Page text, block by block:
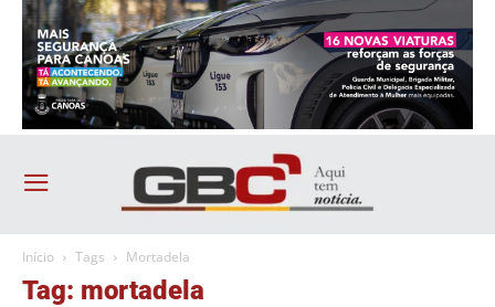
Início Tags Mortadela
Tag: mortadela